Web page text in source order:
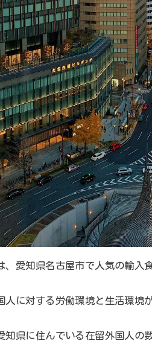
、愛知県名古屋市で人気の輸入
人に対する労働環境と生活環境
知県に住んでいる在留外国人の